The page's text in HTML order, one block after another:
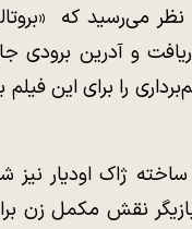
نظر می‌رسید که
و آدرین برودی
را برای این
ساخته ژاک اودیار
نقش مکمل زن